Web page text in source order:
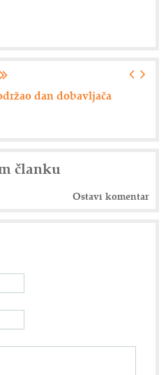
dan dobavljača
članku
Ostavi komentar